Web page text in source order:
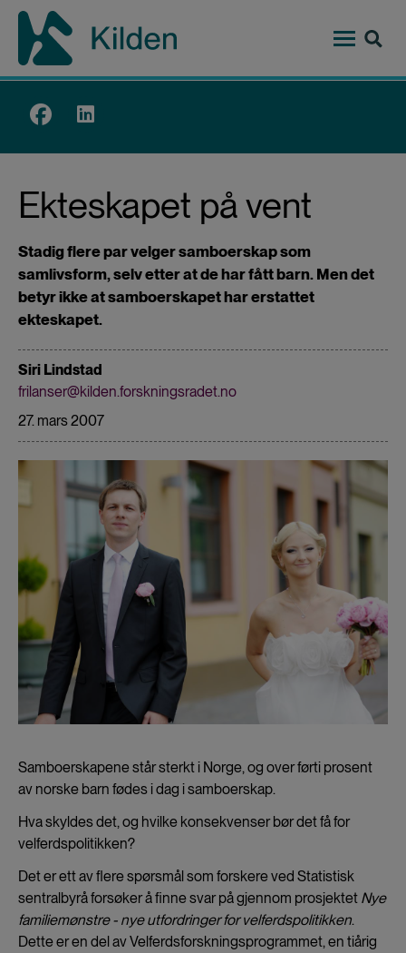
Hopp
hovedinnhold
Top
Ekteskapet på vent
Stadig flere par velger samboerskap som
samlivsform, selv etter at de har fått barn. Men det
betyr ikke at samboerskapet har erstattet
ekteskapet.
Siri Lindstad
frilanser@kilden.forskningsradet.no
27. mars 2007
Samboerskapene står sterkt i Norge, og over førti prosent
av norske barn fødes i dag i samboerskap.
Hva skyldes det, og hvilke konsekvenser bør det få for
velferdspolitikken?
Det er ett av flere spørsmål som forskere ved Statistisk
sentralbyrå forsøker å finne svar på gjennom prosjektet Nye
familiemønstre - nye utfordringer for velferdspolitikken.
Dette er en del av Velferdsforskningsprogrammet, en tiårig